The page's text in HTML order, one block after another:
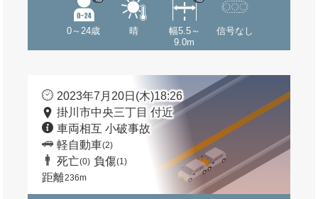
0～24歳 晴
幅5.5～
9.0m
信号なし
2023年7月20日(木)18:26
掛川市中央三丁目 付近
車両相互 小破事故
軽自動車(2)
死亡(0) 負傷(1)
距離236m